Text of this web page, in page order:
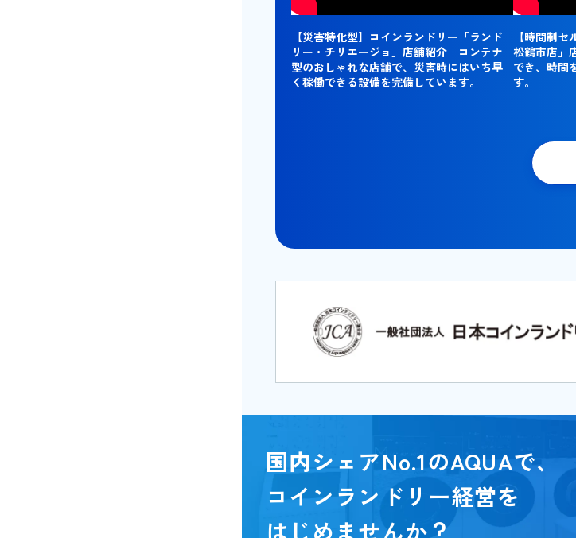
【災害特化型】コインランドリー「ランド
リー・チリエージョ」店舗紹介 コンテナ
型のおしゃれな店舗で、災害時にはいち早
く稼働できる設備を完備しています。
【時間制
松鶴市店」
でき、時間
す。
国内シェアNo.1のAQUAで、
コインランドリー経営を
はじめませんか？